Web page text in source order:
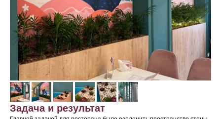
Задача и результат